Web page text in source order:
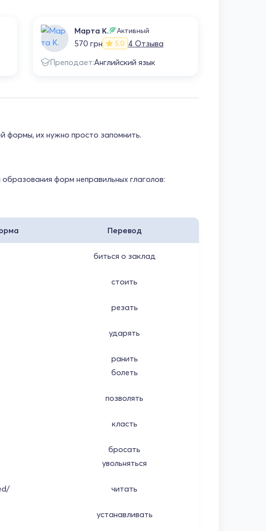
Марта К. Активный
570 грн 5.0 4 Отзыва
Преподает:Английский язык
формы, их нужно просто запомнить.
форм неправильных глаголов:
Перевод
биться о заклад
стоить
резать
ударять
ранить
болеть
позволять
класть
бросать
увольняться
читать
устанавливать